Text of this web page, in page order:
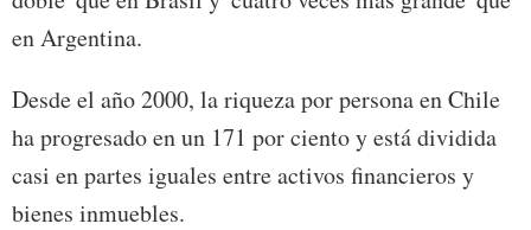
en Argentina.
Desde el año 2000, la riqueza por persona en Chile
ha progresado en un 171 por ciento y está dividida
casi en partes iguales entre activos financieros y
bienes inmuebles.